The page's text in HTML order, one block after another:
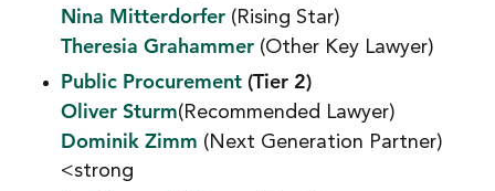
Nina Mitterdorfer (Rising Star)
Theresia Grahammer (Other Key Lawyer)
Public Procurement (Tier 2)
Oliver Sturm(Recommended Lawyer)
Dominik Zimm (Next Generation Partner)
<strong